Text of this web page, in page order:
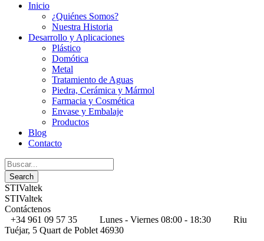
Inicio
¿Quiénes Somos?
Nuestra Historia
Desarrollo y Aplicaciones
Plástico
Domótica
Metal
Tratamiento de Aguas
Piedra, Cerámica y Mármol
Farmacia y Cosmética
Envase y Embalaje
Productos
Blog
Contacto
STIValtek
STIValtek
Contáctenos
+34 961 09 57 35
Lunes - Viernes 08:00 - 18:30
Riu
Tuéjar, 5 Quart de Poblet 46930